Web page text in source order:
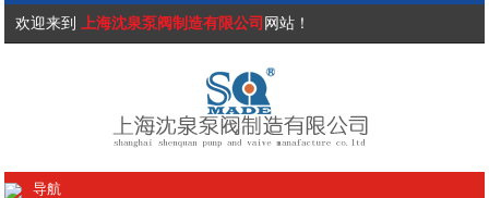
欢迎来到 上海沈泉泵阀制造有限公司 网站！
导航